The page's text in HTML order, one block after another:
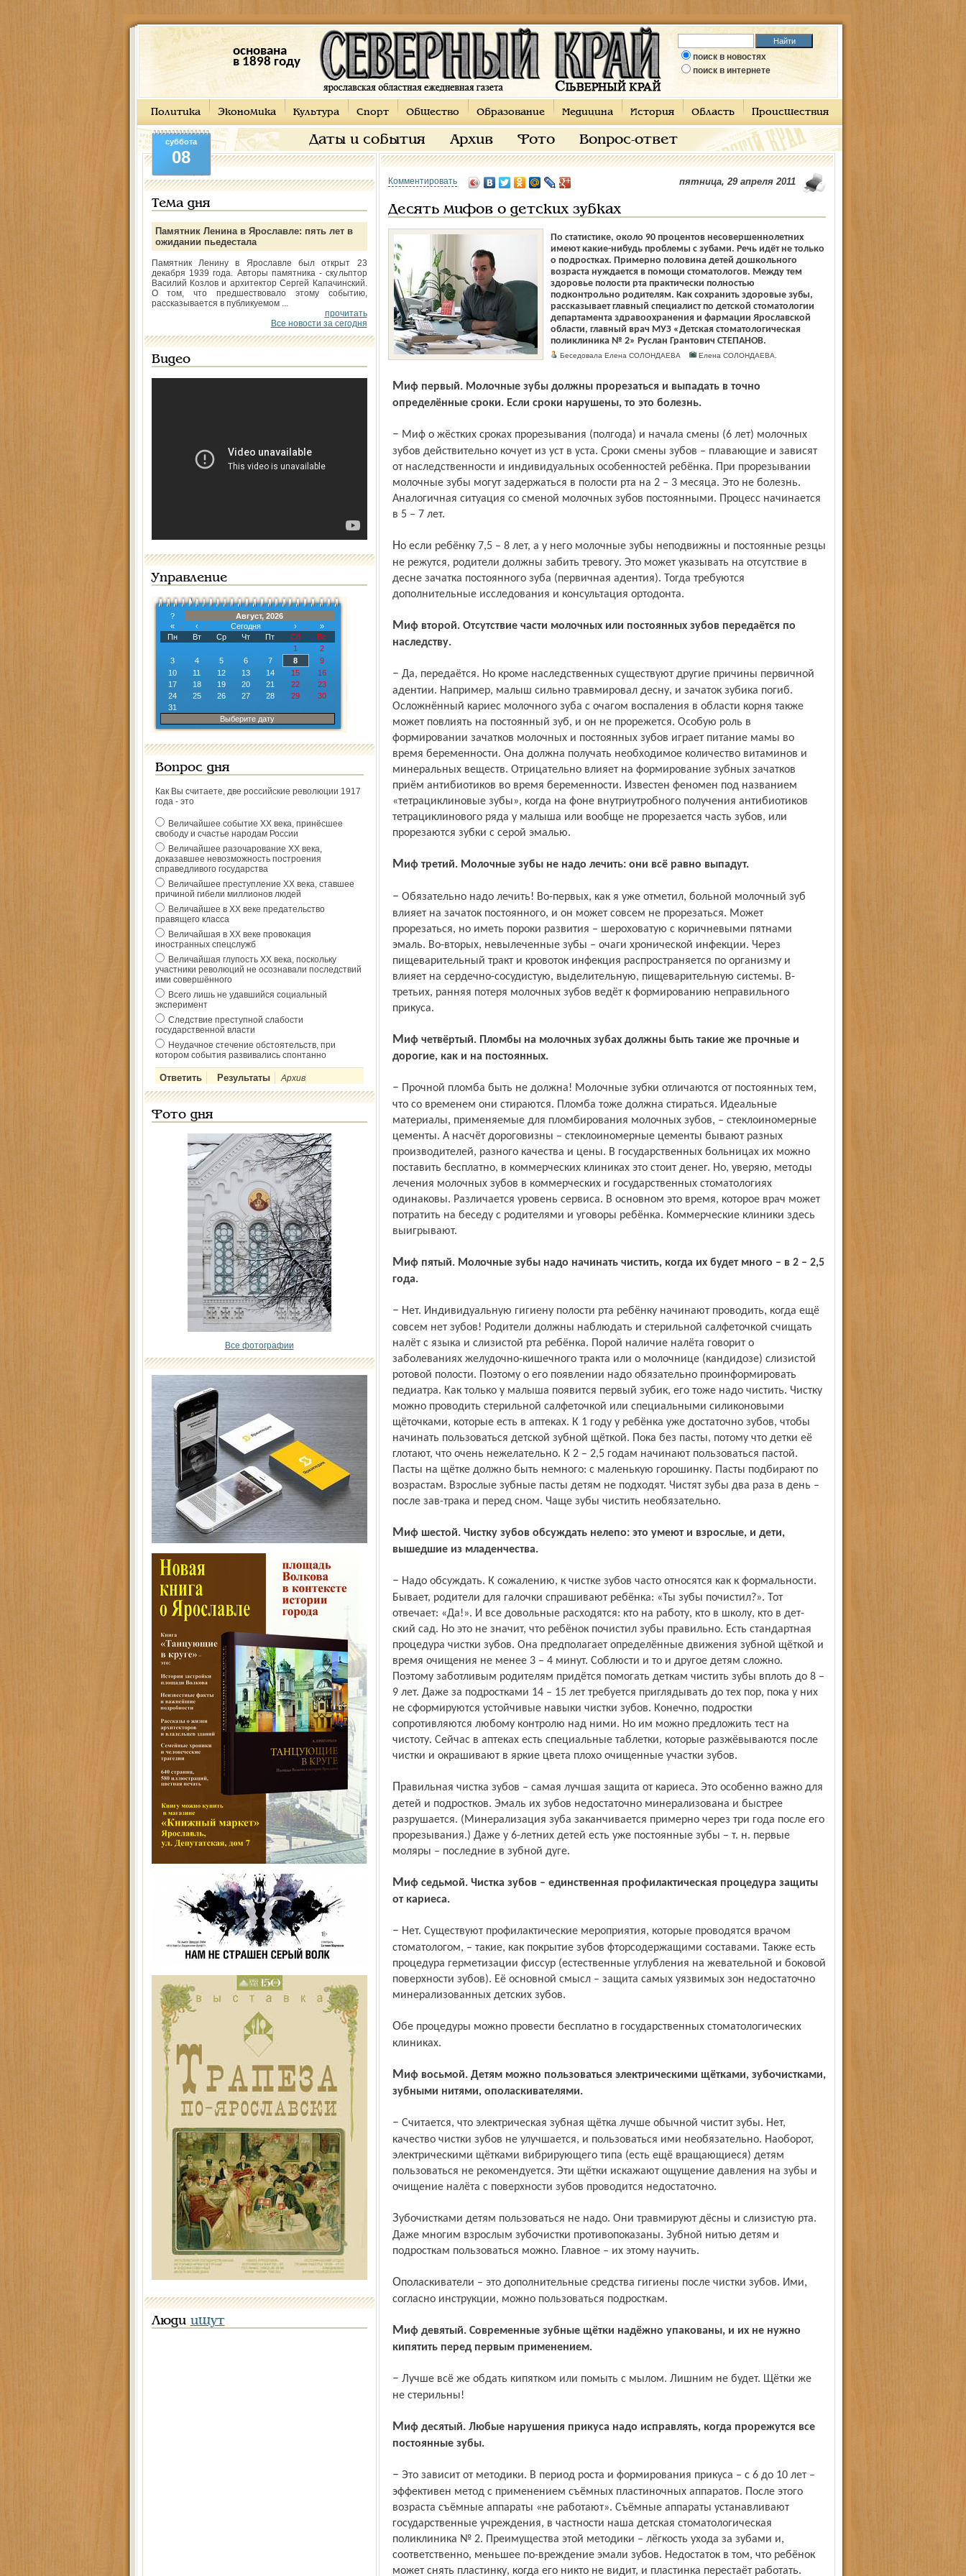
основана
в 1898 году
поиск в новостях
поиск в интернете
Политика Экономика Культура Спорт Общество Образование Медицина История Область Происшествия
Даты и события Архив Фото Вопрос-ответ
суббота
08
Тема дня
Памятник Ленина в Ярославле: пять лет в
ожидании пьедестала
Памятник Ленину в Ярославле был открыт 23
декабря 1939 года. Авторы памятника - скульптор
Василий Козлов и архитектор Сергей Капачинский.
О том, что предшествовало этому событию,
рассказывается в публикуемом ...
прочитать
Все новости за сегодня
Видео
Управление
?
Август, 2026
«
‹ Сегодня ›
»
Пн
Вт Ср Чт Пт Сб
Вс
1
2
3
4 5 6 7 8
9
10
11 12 13 14 15
16
17
18 19 20 21 22
23
24
25 26 27 28 29
30
31
Выберите дату
Вопрос дня
Как Вы считаете, две российские революции 1917
года - это
Величайшее событие ХХ века, принёсшее
свободу и счастье народам России
Величайшее разочарование ХХ века,
доказавшее невозможность построения
справедливого государства
Величайшее преступление ХХ века, ставшее
причиной гибели миллионов людей
Величайшее в ХХ веке предательство
правящего класса
Величайшая в ХХ веке провокация
иностранных спецслужб
Величайшая глупость ХХ века, поскольку
участники революций не осознавали последствий
ими совершённого
Всего лишь не удавшийся социальный
эксперимент
Следствие преступной слабости
государственной власти
Неудачное стечение обстоятельств, при
котором события развивались спонтанно
Архив
Фото дня
Все фотографии
Люди ищут
Комментировать пятница, 29 апреля 2011
Десять мифов о детских зубках
По статистике, около 90 процентов несовершеннолетних
имеют какие-нибудь проблемы с зубами. Речь идёт не только
о подростках. Примерно половина детей дошкольного
возраста нуждается в помощи стоматологов. Между тем
здоровье полости рта практически полностью
подконтрольно родителям. Как сохранить здоровые зубы,
рассказывает главный специалист по детской стоматологии
департамента здравоохранения и фармации Ярославской
области, главный врач МУЗ «Детская стоматологическая
поликлиника № 2» Руслан Грантович СТЕПАНОВ.
Беседовала Елена СОЛОНДАЕВА Елена СОЛОНДАЕВА.
Миф первый. Молочные зубы должны прорезаться и выпадать в точно
определённые сроки. Если сроки нарушены, то это болезнь.
– Миф о жёстких сроках прорезывания (полгода) и начала смены (6 лет) молочных
зубов действительно кочует из уст в уста. Сроки смены зубов – плавающие и зависят
от наследственности и индивидуальных особенностей ребёнка. При прорезывании
молочные зубы могут задержаться в полости рта на 2 – 3 месяца. Это не болезнь.
Аналогичная ситуация со сменой молочных зубов постоянными. Процесс начинается
в 5 – 7 лет.
Но если ребёнку 7,5 – 8 лет, а у него молочные зубы неподвижны и постоянные резцы
не режутся, родители должны забить тревогу. Это может указывать на отсутствие в
десне зачатка постоянного зуба (первичная адентия). Тогда требуются
дополнительные исследования и консультация ортодонта.
Миф второй. Отсутствие части молочных или постоянных зубов передаётся по
наследству.
– Да, передаётся. Но кроме наследственных существуют другие причины первичной
адентии. Например, малыш сильно травмировал десну, и зачаток зубика погиб.
Осложнённый кариес молочного зуба с очагом воспаления в области корня также
может повлиять на постоянный зуб, и он не прорежется. Особую роль в
формировании зачатков молочных и постоянных зубов играет питание мамы во
время беременности. Она должна получать необходимое количество витаминов и
минеральных веществ. Отрицательно влияет на формирование зубных зачатков
приём антибиотиков во время беременности. Известен феномен под названием
«тетрациклиновые зубы», когда на фоне внутриутробного получения антибиотиков
тетрациклинового ряда у малыша или вообще не прорезается часть зубов, или
прорезаются зубки с серой эмалью.
Миф третий. Молочные зубы не надо лечить: они всё равно выпадут.
– Обязательно надо лечить! Во-первых, как я уже отметил, больной молочный зуб
влияет на зачаток постоянного, и он может совсем не прорезаться. Может
прорезаться, но иметь пороки развития – шероховатую с коричневыми пятнами
эмаль. Во-вторых, невылеченные зубы – очаги хронической инфекции. Через
пищеварительный тракт и кровоток инфекция распространяется по организму и
влияет на сердечно-сосудистую, выделительную, пищеварительную системы. В-
третьих, ранняя потеря молочных зубов ведёт к формированию неправильного
прикуса.
Миф четвёртый. Пломбы на молочных зубах должны быть такие же прочные и
дорогие, как и на постоянных.
– Прочной пломба быть не должна! Молочные зубки отличаются от постоянных тем,
что со временем они стираются. Пломба тоже должна стираться. Идеальные
материалы, применяемые для пломбирования молочных зубов, – стеклоиномерные
цементы. А насчёт дороговизны – стеклоиномерные цементы бывают разных
производителей, разного качества и цены. В государственных больницах их можно
поставить бесплатно, в коммерческих клиниках это стоит денег. Но, уверяю, методы
лечения молочных зубов в коммерческих и государственных стоматологиях
одинаковы. Различается уровень сервиса. В основном это время, которое врач может
потратить на беседу с родителями и уговоры ребёнка. Коммерческие клиники здесь
выигрывают.
Миф пятый. Молочные зубы надо начинать чистить, когда их будет много – в 2 – 2,5
года.
– Нет. Индивидуальную гигиену полости рта ребёнку начинают проводить, когда ещё
совсем нет зубов! Родители должны наблюдать и стерильной салфеточкой счищать
налёт с языка и слизистой рта ребёнка. Порой наличие налёта говорит о
заболеваниях желудочно-кишечного тракта или о молочнице (кандидозе) слизистой
ротовой полости. Поэтому о его появлении надо обязательно проинформировать
педиатра. Как только у малыша появится первый зубик, его тоже надо чистить. Чистку
можно проводить стерильной салфеточкой или специальными силиконовыми
щёточками, которые есть в аптеках. К 1 году у ребёнка уже достаточно зубов, чтобы
начинать пользоваться детской зубной щёткой. Пока без пасты, потому что детки её
глотают, что очень нежелательно. К 2 – 2,5 годам начинают пользоваться пастой.
Пасты на щётке должно быть немного: с маленькую горошинку. Пасты подбирают по
возрастам. Взрослые зубные пасты детям не подходят. Чистят зубы два раза в день –
после зав-трака и перед сном. Чаще зубы чистить необязательно.
Миф шестой. Чистку зубов обсуждать нелепо: это умеют и взрослые, и дети,
вышедшие из младенчества.
– Надо обсуждать. К сожалению, к чистке зубов часто относятся как к формальности.
Бывает, родители для галочки спрашивают ребёнка: «Ты зубы почистил?». Тот
отвечает: «Да!». И все довольные расходятся: кто на работу, кто в школу, кто в дет-
ский сад. Но это не значит, что ребёнок почистил зубы правильно. Есть стандартная
процедура чистки зубов. Она предполагает определённые движения зубной щёткой и
время очищения не менее 3 – 4 минут. Соблюсти и то и другое детям сложно.
Поэтому заботливым родителям придётся помогать деткам чистить зубы вплоть до 8 –
9 лет. Даже за подростками 14 – 15 лет требуется приглядывать до тех пор, пока у них
не сформируются устойчивые навыки чистки зубов. Конечно, подростки
сопротивляются любому контролю над ними. Но им можно предложить тест на
чистоту. Сейчас в аптеках есть специальные таблетки, которые разжёвываются после
чистки и окрашивают в яркие цвета плохо очищенные участки зубов.
Правильная чистка зубов – самая лучшая защита от кариеса. Это особенно важно для
детей и подростков. Эмаль их зубов недостаточно минерализована и быстрее
разрушается. (Минерализация зуба заканчивается примерно через три года после его
прорезывания.) Даже у 6-летних детей есть уже постоянные зубы – т. н. первые
моляры – последние в зубной дуге.
Миф седьмой. Чистка зубов – единственная профилактическая процедура защиты
от кариеса.
– Нет. Существуют профилактические мероприятия, которые проводятся врачом
стоматологом, – такие, как покрытие зубов фторсодержащими составами. Также есть
процедура герметизации фиссур (естественные углубления на жевательной и боковой
поверхности зубов). Её основной смысл – защита самых уязвимых зон недостаточно
минерализованных детских зубов.
Обе процедуры можно провести бесплатно в государственных стоматологических
клиниках.
Миф восьмой. Детям можно пользоваться электрическими щётками, зубочистками,
зубными нитями, ополаскивателями.
– Считается, что электрическая зубная щётка лучше обычной чистит зубы. Нет,
качество чистки зубов не улучшается, и пользоваться ими необязательно. Наоборот,
электрическими щётками вибрирующего типа (есть ещё вращающиеся) детям
пользоваться не рекомендуется. Эти щётки искажают ощущение давления на зубы и
очищение налёта с поверхности зубов проводится недостаточно.
Зубочистками детям пользоваться не надо. Они травмируют дёсны и слизистую рта.
Даже многим взрослым зубочистки противопоказаны. Зубной нитью детям и
подросткам пользоваться можно. Главное – их этому научить.
Ополаскиватели – это дополнительные средства гигиены после чистки зубов. Ими,
согласно инструкции, можно пользоваться подросткам.
Миф девятый. Современные зубные щётки надёжно упакованы, и их не нужно
кипятить перед первым применением.
– Лучше всё же обдать кипятком или помыть с мылом. Лишним не будет. Щётки же
не стерильны!
Миф десятый. Любые нарушения прикуса надо исправлять, когда прорежутся все
постоянные зубы.
– Это зависит от методики. В период роста и формирования прикуса – с 6 до 10 лет –
эффективен метод с применением съёмных пластиночных аппаратов. После этого
возраста съёмные аппараты «не работают». Съёмные аппараты устанавливают
государственные учреждения, в частности наша детская стоматологическая
поликлиника № 2. Преимущества этой методики – лёгкость ухода за зубами и,
соответственно, меньшее по-вреждение эмали зубов. Недостаток в том, что ребёнок
может снять пластинку, когда его никто не видит, и пластинка перестаёт работать.